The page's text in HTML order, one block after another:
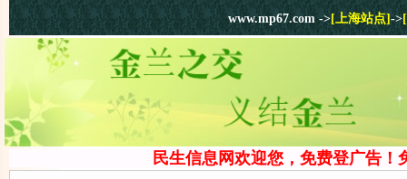
www.mp67.com ->[上海站点] ->
民生信息网欢迎您，免费登广告